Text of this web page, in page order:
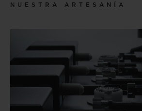
NUESTRA ARTESANÍA